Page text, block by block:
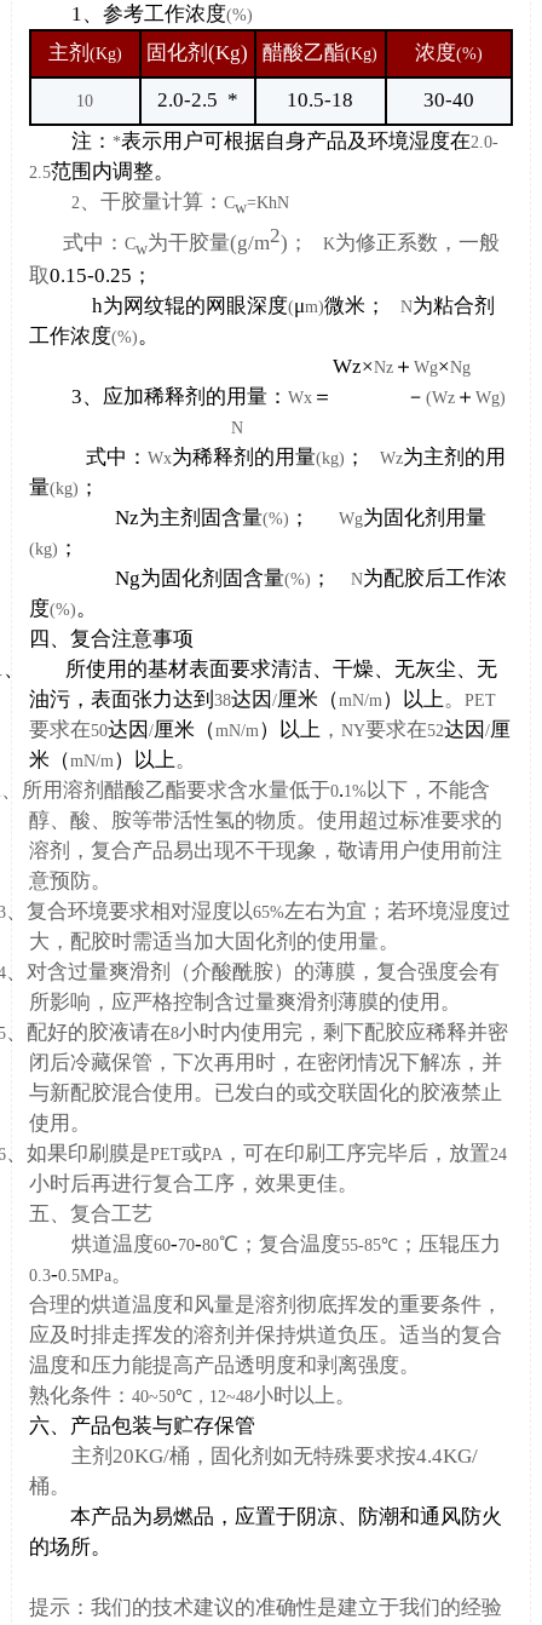
1、参考工作浓度(%)
主剂 (Kg) 固化剂(Kg) 醋酸乙酯(Kg) 浓度(%)
10 2.0-2.5 * 10.5-18
30-40
注： *表示用户可根据自身产品及环境湿度在2.0-
2.5范围内调整。
2、干胶量计算： Cw=KhN
式中： Cw为干胶量(g/m2) ； K为修正系数，一般
取0.15-0.25 ；
h为网纹辊的网眼深度(μm)微米； N为粘合剂
工作浓度(%)。
Wz×Nz ＋Wg×Ng
3、应加稀释剂的用量： Wx＝ － (Wz＋ Wg)
N
式中： Wx为稀释剂的用量(kg) ； Wz为主剂的用
量(kg) ；
Nz为主剂固含量(%) ； Wg为固化剂用量
(kg) ；
Ng为固化剂固含量(%) ； N为配胶后工作浓
度(%)。
四、复合注意事项
、 所使用的基材表面要求清洁、干燥、无灰尘、无
油污，表面张力达到 38达因 /厘米（mN/m）以上。 PET
要求在50达因 /厘米（mN/m）以上， NY要求在52达因 /厘
米（mN/m）以上。
、所用溶剂醋酸乙酯要求含水量低于0.1%以下，不能含
醇、酸、胺等带活性氢的物质。使用超过标准要求的
溶剂，复合产品易出现不干现象，敬请用户使用前注
意预防。
、复合环境要求相对湿度以65%左右为宜；若环境湿度过
大，配胶时需适当加大固化剂的使用量。
、对含过量爽滑剂（介酸酰胺）的薄膜，复合强度会有
所影响，应严格控制含过量爽滑剂薄膜的使用。
、配好的胶液请在8小时内使用完，剩下配胶应稀释并密
闭后冷藏保管，下次再用时，在密闭情况下解冻，并
与新配胶混合使用。已发白的或交联固化的胶液禁止
使用。
、如果印刷膜是PET或PA，可在印刷工序完毕后，放置24
小时后再进行复合工序，效果更佳。
五、复合工艺
烘道温度60-70-80℃；复合温度55-85℃； 压辊压力
0.3-0.5MPa。
合理的烘道温度和风量是溶剂彻底挥发的重要条件，
应及时排走挥发的溶剂并保持烘道负压。适当的复合
温度和压力能提高产品透明度和剥离强度。
熟化条件： 40~50℃， 12~48小时以上。
六、产品包装与贮存保管
主剂 20KG/桶，固化剂如无特殊要求按4.4KG/
桶。
本产品为易燃品，应置于阴凉、防潮和通风防火
的场所。
提示：我们的技术建议的准确性是建立于我们的经验